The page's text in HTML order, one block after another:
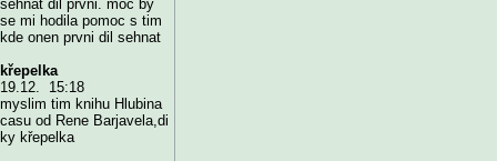
sehnat dil prvni. moc by
se mi hodila pomoc s tim
kde onen prvni dil sehnat
křepelka
19.12. 15:18
myslim tim knihu Hlubina
casu od Rene Barjavela,di
ky křepelka